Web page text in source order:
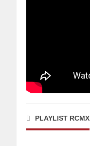
PLAYLIST RCMX